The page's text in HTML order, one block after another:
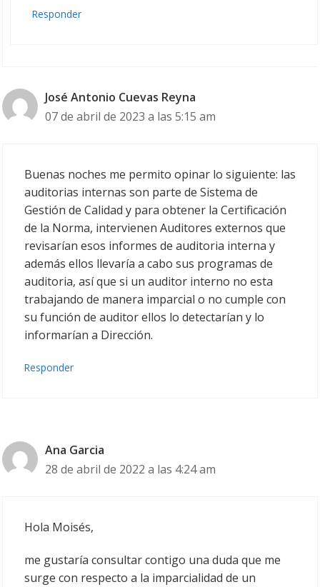
Responder
José Antonio Cuevas Reyna
07 de abril de 2023 a las 5:15 am
Buenas noches me permito opinar lo siguiente: las
auditorias internas son parte de Sistema de
Gestión de Calidad y para obtener la Certificación
de la Norma, intervienen Auditores externos que
revisarían esos informes de auditoria interna y
además ellos llevaría a cabo sus programas de
auditoria, así que si un auditor interno no esta
trabajando de manera imparcial o no cumple con
su función de auditor ellos lo detectarían y lo
informarían a Dirección.
Responder
Ana Garcia
28 de abril de 2022 a las 4:24 am
Hola Moisés,
me gustaría consultar contigo una duda que me
surge con respecto a la imparcialidad de un